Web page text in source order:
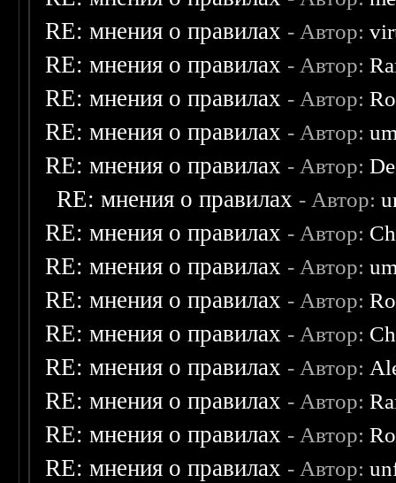
RE: мнения о правилах - Автор:
RE: мнения о правилах - Автор:
RE: мнения о правилах - Автор:
RE: мнения о правилах - Автор:
RE: мнения о правилах - Автор:
RE: мнения о правилах - Автор:
RE: мнения о правилах - Автор:
RE: мнения о правилах - Автор:
RE: мнения о правилах - Автор:
RE: мнения о правилах - Автор:
RE: мнения о правилах - Автор:
RE: мнения о правилах - Автор:
RE: мнения о правилах - Автор:
RE: мнения о правилах - Автор: